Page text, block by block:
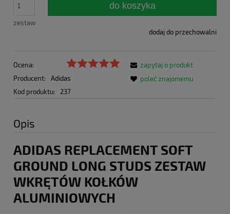
zestaw
do koszyka
dodaj do przechowalni
Ocena:
Producent:
Adidas
Kod produktu:
237
zapytaj o produkt
poleć znajomemu
Opis
ADIDAS REPLACEMENT SOFT
GROUND LONG STUDS ZESTAW
WKRĘTÓW KOŁKÓW
ALUMINIOWYCH